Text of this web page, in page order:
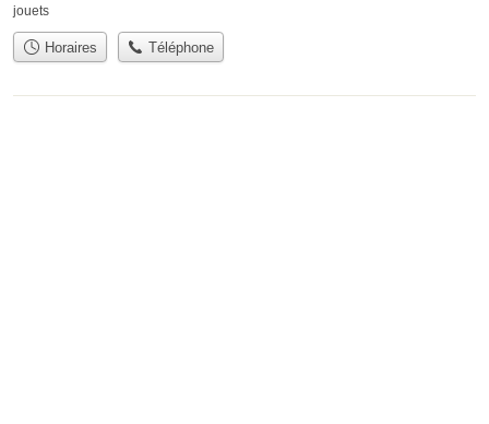
jouets
Horaires Téléphone